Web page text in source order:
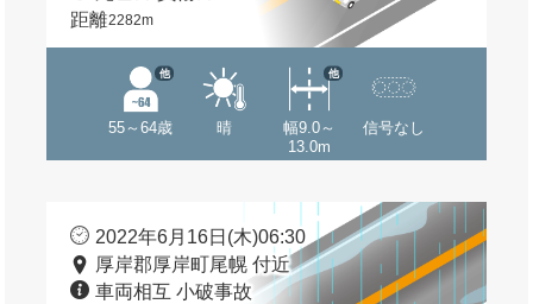
距離2282m
55～64歳
他
晴
幅9.0～
13.0m
他
信号なし
2022年6月16日(木)06:30
厚岸郡厚岸町尾幌 付近
車両相互 小破事故